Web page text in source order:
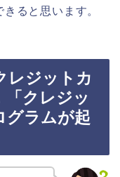
ると思います。
レジットカ
「クレジッ
グラムが起